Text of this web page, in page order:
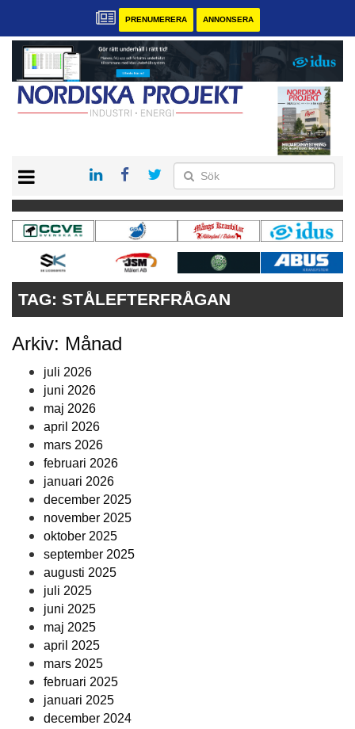
PRENUMERERA ANNONSERA
KONTAKT
VÅRA ANDRA MAGASIN
PRENUMERERA
TAG: STÅLEFTERFRÅGAN
Arkiv: Månad
juli 2026
juni 2026
maj 2026
april 2026
mars 2026
februari 2026
januari 2026
december 2025
november 2025
oktober 2025
september 2025
augusti 2025
juli 2025
juni 2025
maj 2025
april 2025
mars 2025
februari 2025
januari 2025
december 2024